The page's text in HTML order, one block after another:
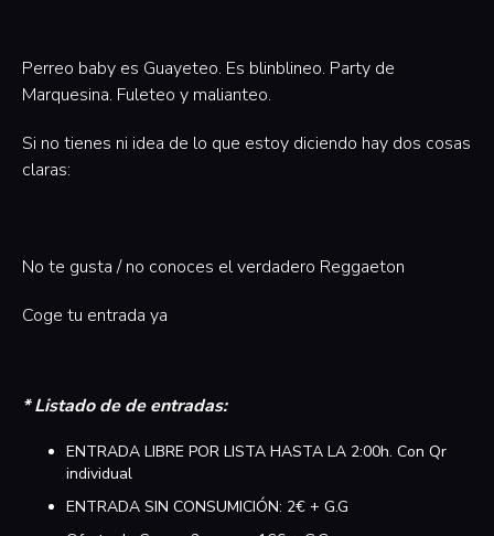
Perreo baby es Guayeteo. Es blinblineo. Party de
Marquesina. Fuleteo y malianteo.
Si no tienes ni idea de lo que estoy diciendo hay dos cosas
claras:
No te gusta / no conoces el verdadero Reggaeton
Coge tu entrada ya
* Listado de de entradas:
ENTRADA LIBRE POR LISTA HASTA LA 2:00h. Con Qr
individual
ENTRADA SIN CONSUMICIÓN: 2€ + G.G